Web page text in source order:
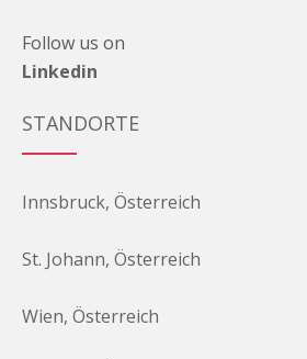
Follow us on
Linkedin
STANDORTE
Innsbruck, Österreich
St. Johann, Österreich
Wien, Österreich